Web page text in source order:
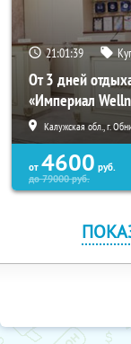
21:01:38
От 3 дней
«Империал
Калужская обл., г.
от 4600 руб.
до79000руб.